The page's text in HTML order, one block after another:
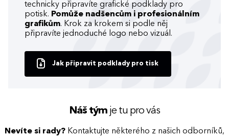
technicky připravíte grafické podklady pro
potisk. Pomůže nadšencům i profesionálním
grafikům. Krok za krokem si podle něj
připravíte jednoduché logo nebo vizuál.
Jak připravit podklady pro tisk
Náš týmje tu pro vás
Nevíte si rady? Kontaktujte některého z našich odborníků,